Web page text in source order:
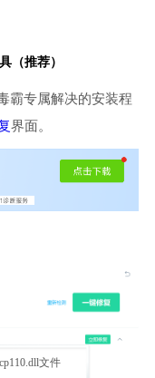
（推荐）
霸专属解决的安装程
界面。
文件